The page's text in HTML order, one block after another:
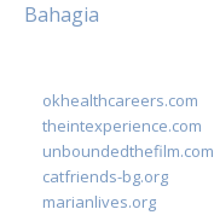
Bahagia
okhealthcareers.com
theintexperience.com
unboundedthefilm.com
catfriends-bg.org
marianlives.org